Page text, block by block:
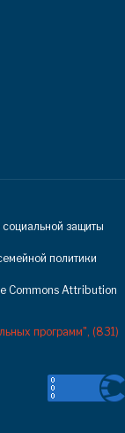
защиты
политики
Commons Attribution
программ", (831)